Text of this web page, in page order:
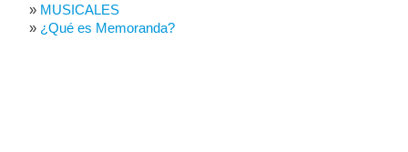
MUSICALES
¿Qué es Memoranda?